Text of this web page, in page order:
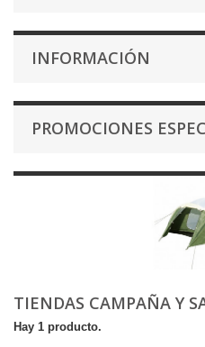
INFORMACIÓN
PROMOCIONES
TIENDAS CAMPAÑA Y
Hay 1 producto.